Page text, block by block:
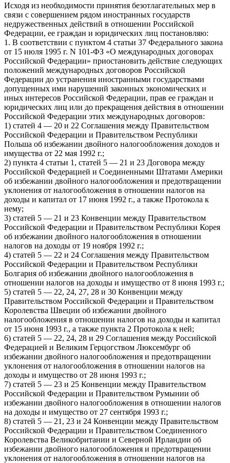
Исходя из необходимости принятия безотлагательных мер в
связи с совершением рядом иностранных государств
недружественных действий в отношении Российской
Федерации, ее граждан и юридических лиц постановляю:
1. В соответствии с пунктом 4 статьи 37 Федерального закона
от 15 июля 1995 г. N 101-ФЗ «О международных договорах
Российской Федерации» приостановить действие следующих
положений международных договоров Российской
Федерации до устранения иностранными государствами
допущенных ими нарушений законных экономических и
иных интересов Российской Федерации, прав ее граждан и
юридических лиц или до прекращения действия в отношении
Российской Федерации этих международных договоров:
1) статей 4 — 20 и 22 Соглашения между Правительством
Российской Федерации и Правительством Республики
Польша об избежании двойного налогообложения доходов и
имущества от 22 мая 1992 г.;
2) пункта 4 статьи 1, статей 5 — 21 и 23 Договора между
Российской Федерацией и Соединенными Штатами Америки
об избежании двойного налогообложения и предотвращении
уклонения от налогообложения в отношении налогов на
доходы и капитал от 17 июня 1992 г., а также Протокола к
нему;
3) статей 5 — 21 и 23 Конвенции между Правительством
Российской Федерации и Правительством Республики Корея
об избежании двойного налогообложения в отношении
налогов на доходы от 19 ноября 1992 г.;
4) статей 5 — 22 и 24 Соглашения между Правительством
Российской Федерации и Правительством Республики
Болгария об избежании двойного налогообложения в
отношении налогов на доходы и имущество от 8 июня 1993 г.;
5) статей 5 — 22, 24, 27, 28 и 30 Конвенции между
Правительством Российской Федерации и Правительством
Королевства Швеции об избежании двойного
налогообложения в отношении налогов на доходы и капитал
от 15 июня 1993 г., а также пункта 2 Протокола к ней;
6) статей 5 — 22, 24, 28 и 29 Соглашения между Российской
Федерацией и Великим Герцогством Люксембург об
избежании двойного налогообложения и предотвращении
уклонения от налогообложения в отношении налогов на
доходы и имущество от 28 июня 1993 г.;
7) статей 5 — 23 и 25 Конвенции между Правительством
Российской Федерации и Правительством Румынии об
избежании двойного налогообложения в отношении налогов
на доходы и имущество от 27 сентября 1993 г.;
8) статей 5 — 21, 23 и 24 Конвенции между Правительством
Российской Федерации и Правительством Соединенного
Королевства Великобритании и Северной Ирландии об
избежании двойного налогообложения и предотвращении
уклонения от налогообложения в отношении налогов на